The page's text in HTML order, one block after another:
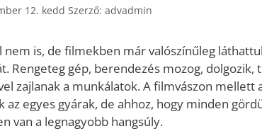
12. kedd Szerző: advadmin
nem is, de filmekben már valószínűleg
Rengeteg gép, berendezés mozog, dolgozik,
zajlanak a munkálatok. A filmvászon mellett
az egyes gyárak, de ahhoz, hogy minden
van a legnagyobb hangsúly.